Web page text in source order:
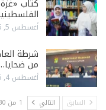
كتاب
أغسطس 5, 2026
شرطة
من
أغسطس 4, 2026
السابق التالي 1 من 1٬630